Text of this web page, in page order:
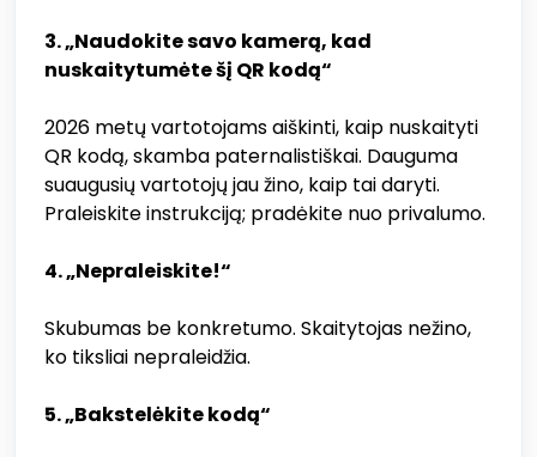
3. „Naudokite savo kamerą, kad
nuskaitytumėte šį QR kodą“
2026 metų vartotojams aiškinti, kaip nuskaityti
QR kodą, skamba paternalistiškai. Dauguma
suaugusių vartotojų jau žino, kaip tai daryti.
Praleiskite instrukciją; pradėkite nuo privalumo.
4. „Nepraleiskite!“
Skubumas be konkretumo. Skaitytojas nežino,
ko tiksliai nepraleidžia.
5. „Bakstelėkite kodą“